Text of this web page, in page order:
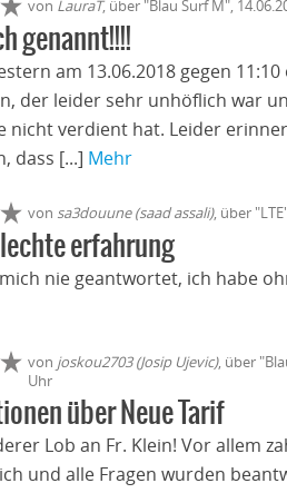
von LauraT, über "Blau Surf M",
genannt!!!!
am 13.06.2018 gegen
der leider sehr unhöflich war
nicht verdient hat. Leider
dass [...] Mehr
von sa3douune (saad assali), über
erfahrung
nie geantwortet, ich habe
von joskou2703 (Josip Ujevic), über
Uhr
über Neue Tarif
Lob an Fr. Klein! Vor allem
und alle Fragen wurden